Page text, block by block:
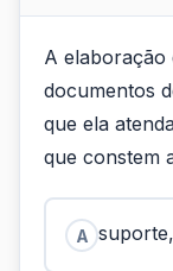
A elaboração
documentos
que ela
que constem
A